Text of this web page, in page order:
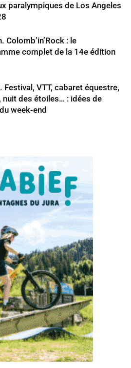
paralympiques de Los Angeles
Colomb’in’Rock : le
complet de la 14e édition
Festival, VTT, cabaret équestre,
nuit des étoiles… : idées de
week-end